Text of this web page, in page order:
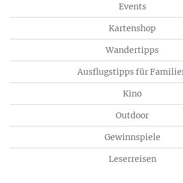
Events
Kartenshop
Wandertipps
Ausflugstipps für
Kino
Outdoor
Gewinnspiele
Leserreisen